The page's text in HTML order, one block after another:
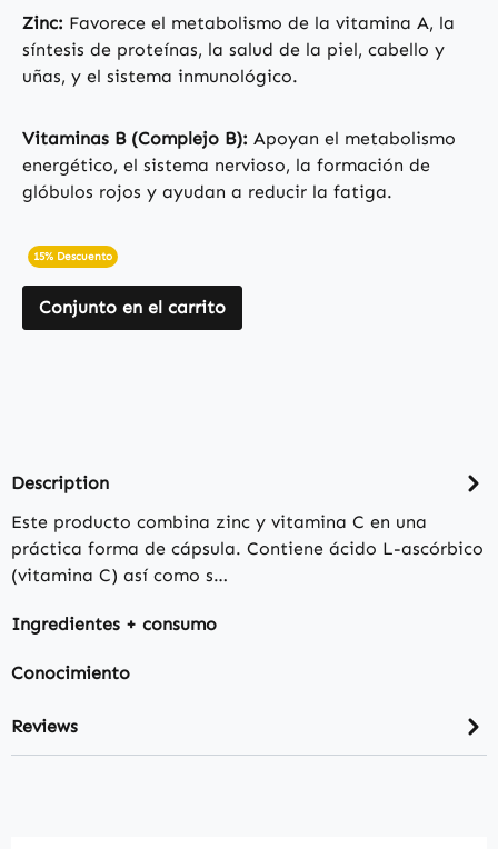
Zinc: Favorece el metabolismo de la vitamina A, la
síntesis de proteínas, la salud de la piel, cabello y
uñas, y el sistema inmunológico.
Vitaminas B (Complejo B): Apoyan el metabolismo
energético, el sistema nervioso, la formación de
glóbulos rojos y ayudan a reducir la fatiga.
15% Descuento
Conjunto en el carrito
Description
Este producto combina zinc y vitamina C en una
práctica forma de cápsula. Contiene ácido L-ascórbico
(vitamina C) así como s…
Ingredientes + consumo
Conocimiento
Reviews